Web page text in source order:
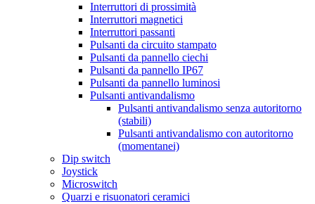
Interruttori di prossimità
Interruttori magnetici
Interruttori passanti
Pulsanti da circuito stampato
Pulsanti da pannello ciechi
Pulsanti da pannello IP67
Pulsanti da pannello luminosi
Pulsanti antivandalismo
Pulsanti antivandalismo senza autoritorno
(stabili)
Pulsanti antivandalismo con autoritorno
(momentanei)
Dip switch
Joystick
Microswitch
Quarzi e risuonatori ceramici